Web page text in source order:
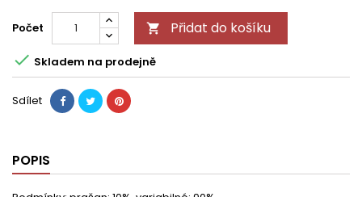
Počet  Přidat do košíku
 Skladem na prodejně
Sdílet
POPIS